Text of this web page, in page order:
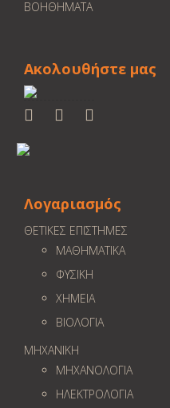
ΒΟΗΘΗΜΑΤΑ
Ακολουθήστε μας
Λογαριασμός
ΘΕΤΙΚΕΣ ΕΠΙΣΤΗΜΕΣ
ΜΑΘΗΜΑΤΙΚΑ
ΦΥΣΙΚΗ
ΧΗΜΕΙΑ
ΒΙΟΛΟΓΙΑ
ΜΗΧΑΝΙΚΗ
ΜΗΧΑΝΟΛΟΓΙΑ
ΗΛΕΚΤΡΟΛΟΓΙΑ